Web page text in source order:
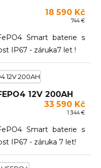
18 590 Kč
744 €
Smart baterie s
IP67 - záruka7 let !
12V 200AH
33 590 Kč
1 344 €
Smart baterie s
IP67 - záruka 7 let!